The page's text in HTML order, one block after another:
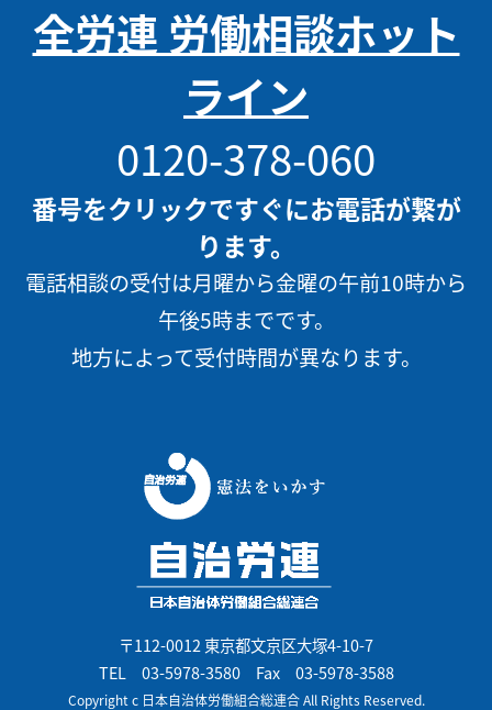
全労連 労働相談ホット
ライン
0120-378-060
番号をクリックですぐにお電話が繋が
ります。
電話相談の受付は月曜から金曜の午前10時から
午後5時までです。
地方によって受付時間が異なります。
〒112-0012 東京都文京区大塚4-10-7
TEL 03-5978-3580Fax 03-5978-3588
Copyright c 日本自治体労働組合総連合 All Rights Reserved.